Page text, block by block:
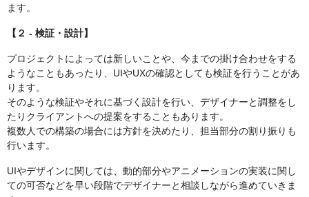
ます。
【２ - 検証・設計】
プロジェクトによっては新しいことや、今までの掛け合わせをする
ようなこともあったり、UIやUXの確認としても検証を行うことがあ
ります。
そのような検証やそれに基づく設計を行い、デザイナーと調整をし
たりクライアントへの提案をすることもあります。
複数人での構築の場合には方針を決めたり、担当部分の割り振りも
行います。
UIやデザインに関しては、動的部分やアニメーションの実装に関し
ての可否などを早い段階でデザイナーと相談しながら進めていきま